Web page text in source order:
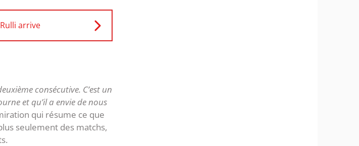
arrive
consécutive. C’est un
et qu’il a envie de nous
qui résume ce que
seulement des matchs,